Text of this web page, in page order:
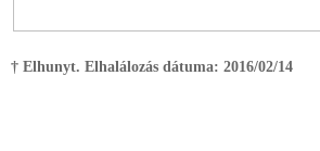
† Elhunyt. Elhalálozás dátuma: 2016/02/14